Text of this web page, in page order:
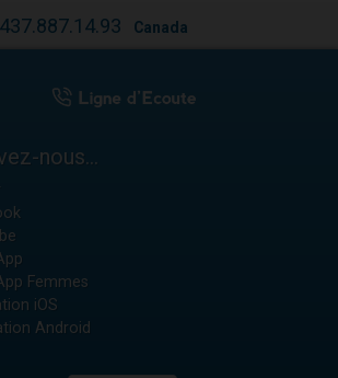
Canada
nous...
Femmes
iOS
Android